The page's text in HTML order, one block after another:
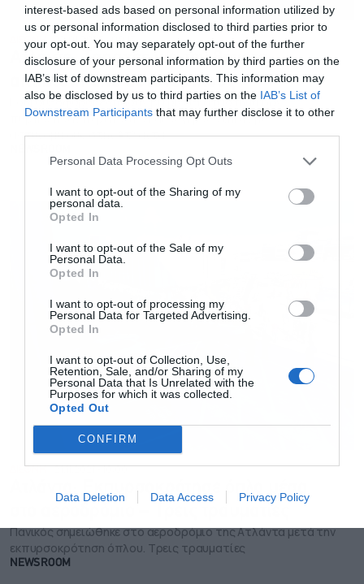
interest-based ads based on personal information utilized by
us or personal information disclosed to third parties prior to
your opt-out. You may separately opt-out of the further
disclosure of your personal information by third parties on the
IAB’s list of downstream participants. This information may
also be disclosed by us to third parties on the IAB’s List of
Downstream Participants that may further disclose it to other
Personal Data Processing Opt Outs
I want to opt-out of the Sharing of my
personal data.
Opted In
I want to opt-out of the Sale of my
Personal Data.
Opted In
I want to opt-out of processing my
Personal Data for Targeted Advertising.
Opted In
I want to opt-out of Collection, Use,
Retention, Sale, and/or Sharing of my
Personal Data that Is Unrelated with the
Purposes for which it was collected.
Opted Out
CONFIRM
Data Deletion Data Access Privacy Policy
ΔΙΕΘΝΗ 22.01.2023 - 09:13
Ατλάντα: Ταραχές για τον θάνατο
ακτιβιστή από αστυνομικούς
Κουκουλοφόροι έσπασαν βιτρίνες καταστημάτων,
πυρπόλησαν περιπολικό και συγκρούστηκαν με
αστυνομικούς στην Ατλάντα
ΔΙΕΘΝΗ 21.11.2021 - 10:00
Ατλάντα: Εκπυρσοκρότησε όπλο μέσα
Πανικός σημειώθηκε στο αεροδρόμιο της Ατλάντα μετά την
εκπυρσοκρότηση όπλου. Τρεις τραυματίες
NEWSROOM
Εγγραφή στο
και την πολιτική απορρήτου